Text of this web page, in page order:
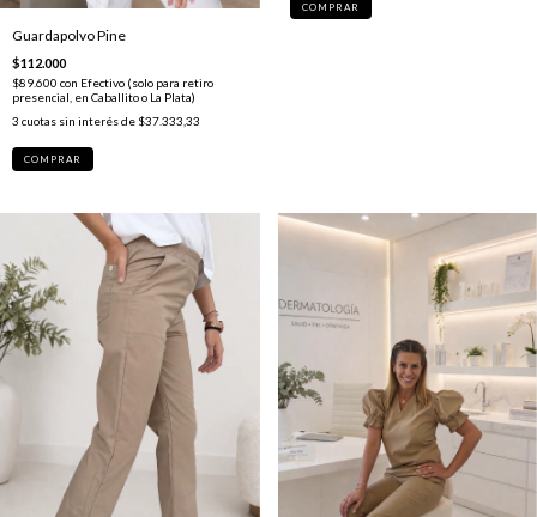
Guardapolvo Pine
$112.000
$89.600 con Efectivo (solo para retiro
presencial, en Caballito o La Plata)
3 cuotas sin interés de $37.333,33
COMPRAR
COMPRAR